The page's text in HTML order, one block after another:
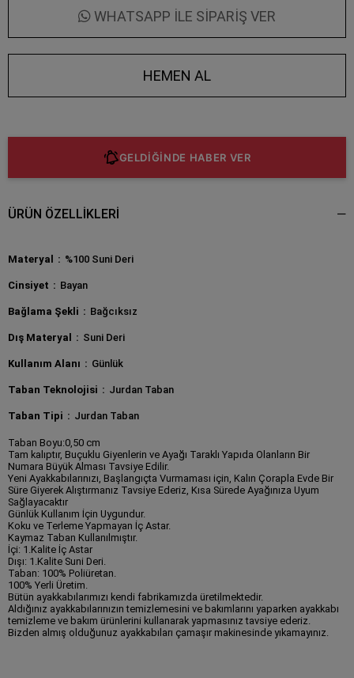
WHATSAPP İLE SİPARİŞ VER
GELDİĞİNDE HABER VER
ÜRÜN ÖZELLIKLERI
Materyal %100 Suni Deri
Cinsiyet Bayan
Bağlama Şekli Bağcıksız
Dış Materyal Suni Deri
Kullanım Alanı Günlük
Taban Teknolojisi Jurdan Taban
Taban Tipi Jurdan Taban
Taban Boyu:0,50 cm
Tam kalıptır, Buçuklu Giyenlerin ve Ayağı Taraklı Yapıda Olanların Bir
Numara Büyük Alması Tavsiye Edilir.
Yeni Ayakkabılarınızı, Başlangıçta Vurmaması için, Kalın Çorapla Evde Bir
Süre Giyerek Alıştırmanız Tavsiye Ederiz, Kısa Sürede Ayağınıza Uyum
Sağlayacaktır
Günlük Kullanım İçin Uygundur.
Koku ve Terleme Yapmayan İç Astar.
Kaymaz Taban Kullanılmıştır.
İçi: 1.Kalite İç Astar
Dışı: 1.Kalite Suni Deri.
Taban: 100% Poliüretan.
100% Yerli Üretim.
Bütün ayakkabılarımızı kendi fabrikamızda üretilmektedir.
Aldığınız ayakkabılarınızın temizlemesini ve bakımlarını yaparken ayakkabı
temizleme ve bakım ürünlerini kullanarak yapmasınız tavsiye ederiz.
Bizden almış olduğunuz ayakkabıları çamaşır makinesinde yıkamayınız.